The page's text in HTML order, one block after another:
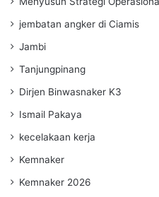
jembatan angker di Ciamis
Jambi
Tanjungpinang
Dirjen Binwasnaker K3
Ismail Pakaya
kecelakaan kerja
Kemnaker
Kemnaker 2026